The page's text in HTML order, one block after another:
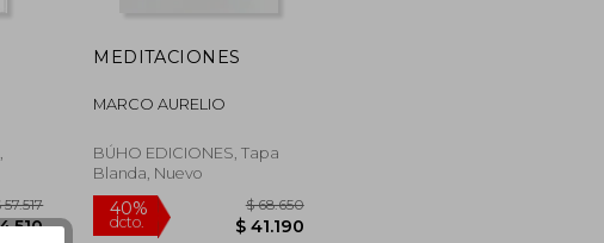
MEDITACIONES
MARCO AURELIO
BÚHO EDICIONES, Tapa
Blanda, Nuevo